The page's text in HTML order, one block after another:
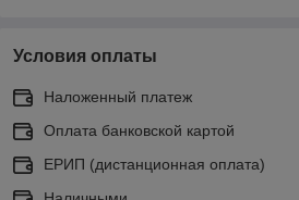
Условия оплаты
Наложенный платеж
Оплата банковской картой
ЕРИП (дистанционная оплата)